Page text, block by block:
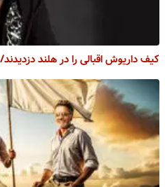
کیف داریوش اقبالی را در هلند